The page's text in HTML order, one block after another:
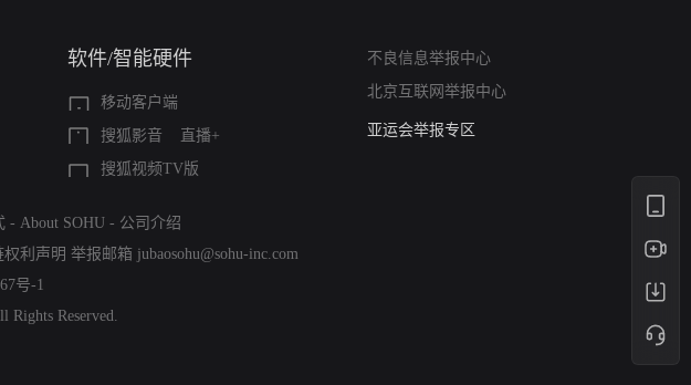
软件/智能硬件
移动客户端
搜狐影音
直播+
搜狐视频TV版
不良信息举报中心
北京互联网举报中心
算法推荐专项举报
亚运会举报专区
- About SOHU - 公司介绍
权利声明 举报邮箱 jubaosohu@sohu-inc.com
号-1
Reserved.